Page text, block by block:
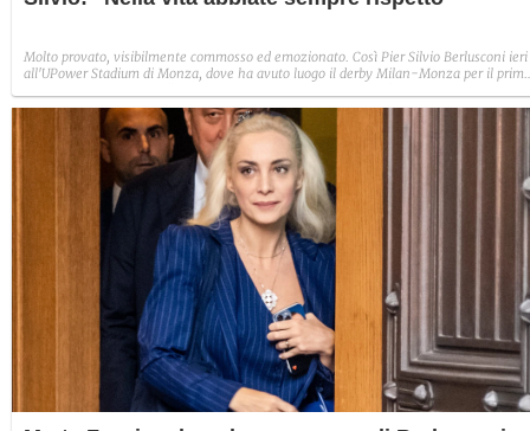
Molto provato, visibilmente commosso ed emozionato. Così Pier Silvio Berlusconi ieri
all'UPower Stadium di Monza, dove ha avuto luogo il derby Milan-Monza per il primo
assoluto è stato parte della grandezza di mio padre, se volete fargli un regalo
portiamolo avanti tutti insieme".